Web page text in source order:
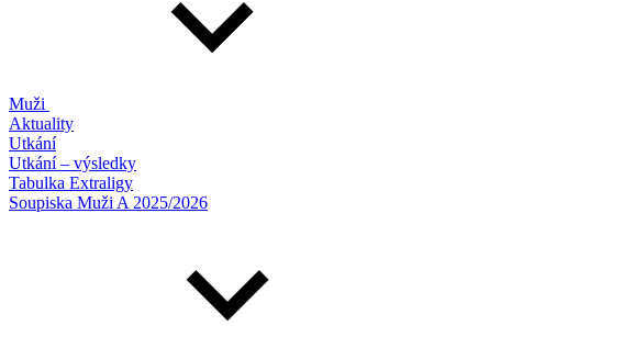
Muži
Aktuality
Utkání
Utkání – výsledky
Tabulka Extraligy
Soupiska Muži A 2025/2026